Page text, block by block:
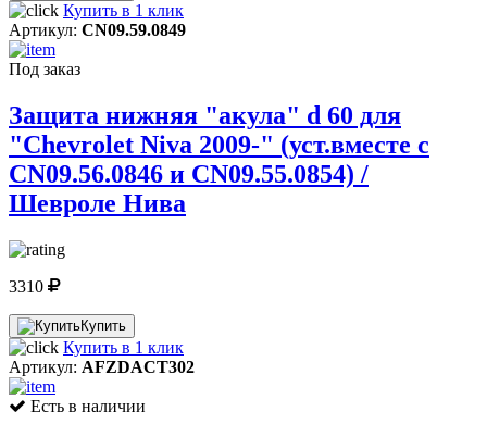
Купить в 1 клик
Артикул: CN09.59.0849
Под заказ
Защита нижняя "акула" d 60 для
"Chevrolet Niva 2009-" (уст.вместе с
CN09.56.0846 и CN09.55.0854) /
Шевроле Нива
3310
Купить
Купить в 1 клик
Артикул: AFZDACT302
Есть в наличии